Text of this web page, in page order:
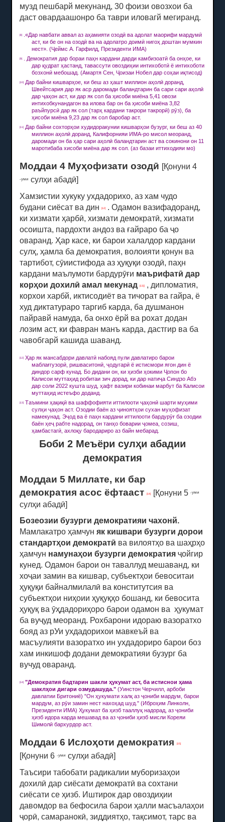
музд пешбарй мекунанд, 30 фоизи овозхои ба
даст овардаашонро ба таври иловагй мегиранд.
[8]
.«Дар навбати аввал аз аҳамияти озодӣ ва адолат маорифи мардумӣ
аст, ки бе он на озодӣ ва на адолатро доимӣ нигоҳ доштан мумкин
нест».(Ҷеймс А. Гарфилд, Президенти ИМА)
[9]
Демократия дар бораи паҳн кардани дарди камбизоатӣ ба онҳое, ки
дар қудрат ҳастанд, тавассути овоздиҳии интихоботӣ ё интихоботи
бозхонӣ мебошад.(Амартя Сен, Ҷоизаи Нобел дар соҳаи иқтисод)
[10]
Дар байни кишварҳое, ки беш аз ҳашт миллион аҳолӣ доранд,
Швейтсария дар як аср даромади баландтарин ба сари сари аҳолӣ
дар ҷаҳон аст, ки дар як сол ба ҳисоби миёна 5,41 овози
интихобкунандагон ва илова бар он ба ҳисоби миёна 3,82
раъйпурсӣ дар як сол (тарҳ кардани такрори такрорӣ) рӯз), ба
ҳисоби миёна 9,23 дар як сол баробар аст.
[11]
Дар байни сохторҳои худидоракунии кишварҳои бузург, ки беш аз 40
миллион аҳолӣ доранд, Калифорнияи ИМА-ро мисол меоранд,
даромади он ба ҳар сари аҳолӣ баландтарин аст ва сокинони он 11
маротибаба хисоби миёна дар як сол.(аз базаи иттиходияи мо)
Моддаи 4 Муҳофизати озодӣ [Қонуни 4
-уми
сулҳи абадӣ]
Хамзистии хукуку ухдадорихо, аз хам чудо
будани сиёсат ва дин[12] .Одамон вазифадоранд,
ки хизмати ҳарбӣ, хизмати демократӣ, хизмати
осоишта, пардохти андоз ва ғайраро ба ҷо
оваранд. Ҳар касе, ки барои халалдор кардани
сулҳ, ҳамла ба демократия, волоияти қонун ва
тартибот, сӯиистифода аз ҳуқуқи озодӣ, паҳн
кардани маълумоти бардурӯғи маърифатӣ дар
корҳои дохилӣ амал мекунад[13] ]
, дипломатия,
корхои харбй, иктисодиёт ва тичорат ва гайра, ё
худ диктатураро таргиб карда, ба душманон
пайравй намуда, ба онхо ёрй ва рохат додан
лозим аст, ки фавран манъ карда, дастгир ва ба
чавобгарй кашида шаванд.
[12]
Ҳар як мансабдори давлатӣ набояд пули давлатиро барои
маблағгузорӣ, ришваситонӣ, ҷодугарӣ ё истисмори ягон дин ё
диндор сарф кунад.Бо дидани он, ки ҳизби ҳокими Ҷопон бо
Калисои муттаҳид робитаи зич дорад, ки дар натиҷа Синдзо Абэ
дар соли 2022 кушта шуд, ҳафт вазири кобинаи марбут ба Калисои
муттаҳид истеъфо доданд.
[13]
Таъмини ҳақиқӣ ва шаффофияти иттилооти ҷаҳонӣ шарти муҳими
сулҳи ҷаҳон аст.Озодии баён аз ҷиноятҳои сухан муҳофизат
намекунад.Эҷод ва ё паҳн кардани иттилооти бардурӯғ ба озодии
баён ҳеҷ рабте надорад, он танҳо боварии ҷомеа, созиш,
ҳамбастагӣ, ахлоқу бародариро аз байн мебарад.
Боби 2 Меъёри сулҳи абадии
демократия
Моддаи 5 Миллате, ки бар
демократия асос ёфтааст[14] [Қонуни 5-уми
сулҳи абадӣ]
Бозеозии бузурги демократияи чахонй.
Мамлакатро ҳамчуняк кишвари бузурги дорои
стандартҳои демократӣ ва вилоятҳо ва шаҳрҳо
ҳамчун намунаҳои бузурги демократия ҷойгир
кунед.Одамон барои он таваллуд мешаванд, ки
хоҷаи замин ва кишвар, субъектҳои бевоситаи
ҳуқуқи байналмилалӣ ва конститутсия ва
субъектҳои ниҳоии ҳуқуқҳо бошанд, ки бевосита
ҳуқуқ ваӯҳдадориҳоро барои одамон ва ҳукумат
ба вуҷуд меоранд. Рохбарони идораю вазоратхо
бояд аз рУи ухдадорихои мавкеъй ва
масъулияти вазоратхо ин ухдадориро барои боз
хам инкишоф додани демократияи бузург ба
вучуд оваранд.
[14] "Демократия бадтарин шакли ҳукумат аст, ба истиснои ҳама
шаклҳои дигари озмудашуда."(Уинстон Черчилл, арбоби
давлатии Бритониё) "Он ҳукумати халқ аз ҷониби мардум, барои
мардум, аз рӯи замин нест нахоҳад шуд."(Иброҳим Линколн,
Президенти ИМА) Ҳукумат ба ҳизб тааллуқ надорад, аз ҷониби
ҳизб идора карда мешавад ва аз ҷониби ҳизб мисли Кореяи
Шимолӣ бархурдор аст.
Моддаи 6 Ислоҳоти демократия[15]
[Қонуни 6-уми
сулҳи абадӣ]
Таъсири табобати радикалии муборизаҳои
дохилӣ дар сиёсати демократӣ ва сохтани
сиёсати се ҳизб. Иштирок дар овоздиҳии
давомдор ва бефосила барои ҳалли масъалаҳои
ҷорӣ, самаранокӣ, зиддиятҳо, тақсимот, тарс ва